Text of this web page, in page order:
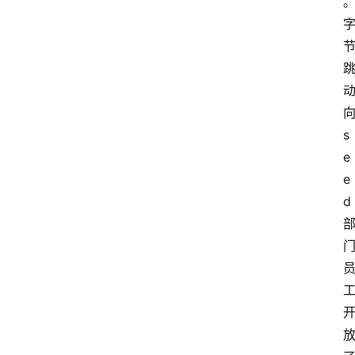
字
节
跳
动
向
s
e
e
d
部
门
员
工
开
放